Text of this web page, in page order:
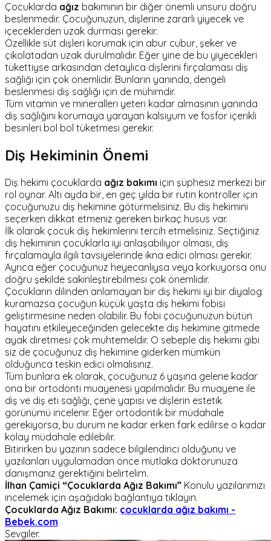
Çocuklarda ağız bakımının bir diğer önemli unsuru doğru
beslenmedir. Çocuğunuzun, dişlerine zararlı yiyecek ve
içeceklerden uzak durması gerekir.
Özellikle süt dişleri korumak için abur cubur, şeker ve
çikolatadan uzak durulmalıdır. Eğer yine de bu yiyecekleri
tükettiyse arkasından detaylıca dişlerini fırçalaması diş
sağlığı için çok önemlidir. Bunların yanında, dengeli
beslenmesi diş sağlığı için de mühimdir.
Tüm vitamin ve mineralleri yeteri kadar almasının yanında
diş sağlığını korumaya yarayan kalsiyum ve fosfor içerikli
besinleri bol bol tüketmesi gerekir.
Diş Hekiminin Önemi
Diş hekimi çocuklarda ağız bakımı için şüphesiz merkezi bir
rol oynar. Altı ayda bir, en geç yılda bir rutin kontroller için
çocuğunuzu diş hekimine götürmelisiniz. Bu diş hekimini
seçerken dikkat etmeniz gereken birkaç husus var.
İlk olarak çocuk diş hekimlerini tercih etmelisiniz. Seçtiğiniz
diş hekiminin çocuklarla iyi anlaşabiliyor olması, diş
fırçalamayla ilgili tavsiyelerinde ikna edici olması gerekir.
Ayrıca eğer çocuğunuz heyecanlıysa veya korkuyorsa onu
doğru şekilde sakinleştirebilmesi çok önemlidir.
Çocukların dilinden anlamayan bir diş hekimi iyi bir diyalog
kuramazsa çocuğun küçük yaşta diş hekimi fobisi
geliştirmesine neden olabilir. Bu fobi çocuğunuzun bütün
hayatını etkileyeceğinden gelecekte diş hekimine gitmede
ayak diretmesi çok muhtemeldir. O sebeple diş hekimi gibi
siz de çocuğunuz diş hekimine giderken mümkün
olduğunca teskin edici olmalısınız.
Tüm bunlara ek olarak, çocuğunuz 6 yaşına gelene kadar
ona bir ortodonti muayenesi yapılmalıdır. Bu muayene ile
diş ve diş eti sağlığı, çene yapısı ve dişlerin estetik
görünümü incelenir. Eğer ortodontik bir müdahale
gerekiyorsa, bu durum ne kadar erken fark edilirse o kadar
kolay müdahale edilebilir.
Bitirirken bu yazının sadece bilgilendirici olduğunu ve
yazılanları uygulamadan önce mutlaka doktorunuza
danışmanız gerektiğini belirtelim.
İlhan Çamiçi “Çocuklarda Ağız Bakımı” Konulu yazılarımızı
incelemek için aşağıdaki bağlantıya tıklayın.
Çocuklarda Ağız Bakımı: çocuklarda ağız bakımı -
Bebek.com
Sevgiler.